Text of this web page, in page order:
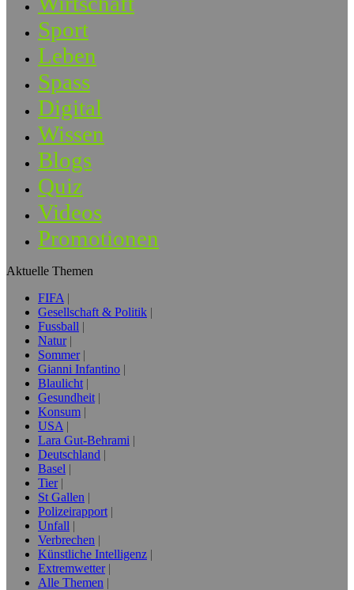
Sport
Leben
Spass
Digital
Wissen
Blogs
Quiz
Videos
Promotionen
Aktuelle Themen
FIFA
Gesellschaft & Politik
Fussball
Natur
Sommer
Gianni Infantino
Blaulicht
Gesundheit
Konsum
USA
Lara Gut-Behrami
Deutschland
Basel
Tier
St Gallen
Polizeirapport
Unfall
Verbrechen
Künstliche Intelligenz
Extremwetter
Alle Themen